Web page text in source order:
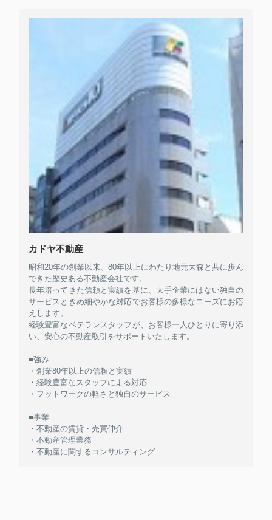
カドヤ不動産
昭和20年の創業以来、80年以上にわたり地元大森と共に歩ん
できた歴史ある不動産会社です。
長年培ってきた信頼と実績を基に、大手企業にはない独自の
サービスときめ細やかな対応でお客様の多様なニーズにお応
えします。
経験豊富なベテランスタッフが、お客様一人ひとりに寄り添
い、安心の不動産取引をサポートいたします。
■強み
・創業80年以上の信頼と実績
・経験豊富なスタッフによる対応
・フットワークの軽さと独自のサービス
■事業
・不動産の賃貸・売買仲介
・不動産管理業務
・不動産に関するコンサルティング